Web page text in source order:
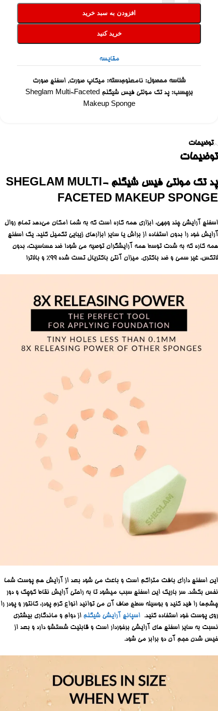
افزودن به سبد خرید
خرید کنید
مقایسه
شناسه محصول: نامعلومدسته: میکاپ صورت, اسفنج صورت
برچسب:
پد تک مولتی فیس شیگلم Sheglam Multi-Faceted
Makeup Sponge
توضیحات
توضیحات
پد تک مولتی فیس شیگلم SHEGLAM MULTI-
FACETED MAKEUP SPONGE
اسفنج آرایشی چند وجهی، ابزاری همه کاره است که به شما امکان می‌دهد تمام روال
آرایش خود را بدون استفاده از براش یا سایر ابزارهای زیبایی تکمیل کنید. یک اسفنج
همه کاره که به شدت توسط همه آرایشگران توصیه می شود! ضد حساسیت، بدون
لاتکس، غیر سمی و ضد باکتری. میزان آنتی باکتریال تست شده 99% و بالاتر!
این اسفنج دارای بافت متراکم است و باعث می شود بعد از آرایش هم پوست شما
نفس بکشد. سر باریک این اسفنج سبب میشود تا به راحتی آرایش نقاط کوچک و دور
چشم‌ها را فید کنید و بوسیله سطح صاف آن می توانید انواع کرم پودر، کانتور و پودر را
روی پوست خود استفاده کنید. اسپانچ آرایشی شیگلم از دوام و ماندگاری بیشتری
نسبت به سایر اسفنج های آرایشی برخوردار است و قابلیت شستشو دارد و بعد از
خیس شدن حجم آن دو برابر می شود.